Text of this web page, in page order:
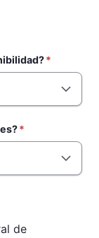
de